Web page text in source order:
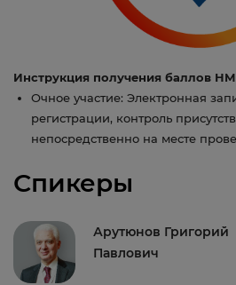
Инструкция получения баллов
Очное участие: Электронная
регистрации, контроль
непосредственно на месте
Спикеры
Арутюнов Григорий
Павлович